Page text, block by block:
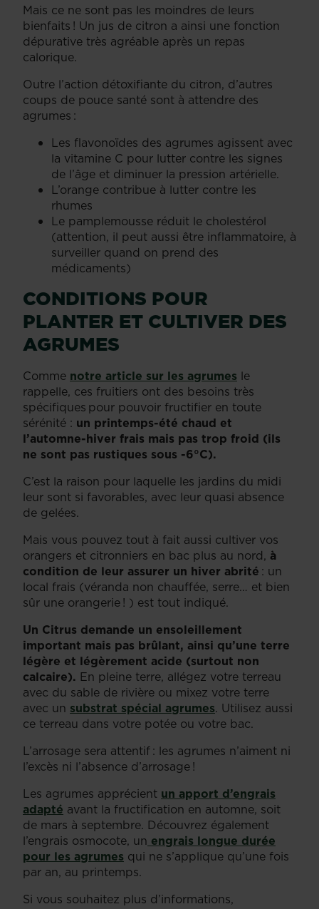
Mais ce ne sont pas les moindres de leurs
bienfaits ! Un jus de citron a ainsi une fonction
dépurative très agréable après un repas
calorique.
Outre l’action détoxifiante du citron, d’autres
coups de pouce santé sont à attendre des
agrumes :
Les flavonoïdes des agrumes agissent avec
la vitamine C pour lutter contre les signes
de l’âge et diminuer la pression artérielle.
L’orange contribue à lutter contre les
rhumes
Le pamplemousse réduit le cholestérol
(attention, il peut aussi être inflammatoire, à
surveiller quand on prend des
médicaments)
CONDITIONS POUR
PLANTER ET CULTIVER DES
AGRUMES
Comme notre article sur les agrumes le
rappelle, ces fruitiers ont des besoins très
spécifiques pour pouvoir fructifier en toute
sérénité : un printemps-été chaud et
l’automne-hiver frais mais pas trop froid (ils
ne sont pas rustiques sous -6°C).
C’est la raison pour laquelle les jardins du midi
leur sont si favorables, avec leur quasi absence
de gelées.
Mais vous pouvez tout à fait aussi cultiver vos
orangers et citronniers en bac plus au nord, à
condition de leur assurer un hiver abrité : un
local frais (véranda non chauffée, serre… et bien
sûr une orangerie ! ) est tout indiqué.
Un Citrus demande un ensoleillement
important mais pas brûlant, ainsi qu’une terre
légère et légèrement acide (surtout non
calcaire). En pleine terre, allégez votre terreau
avec du sable de rivière ou mixez votre terre
avec un substrat spécial agrumes. Utilisez aussi
ce terreau dans votre potée ou votre bac.
L’arrosage sera attentif : les agrumes n’aiment ni
l’excès ni l’absence d’arrosage !
Les agrumes apprécient un apport d’engrais
adapté avant la fructification en automne, soit
de mars à septembre. Découvrez également
l’engrais osmocote, un engrais longue durée
pour les agrumes qui ne s’applique qu’une fois
par an, au printemps.
Si vous souhaitez plus d’informations,